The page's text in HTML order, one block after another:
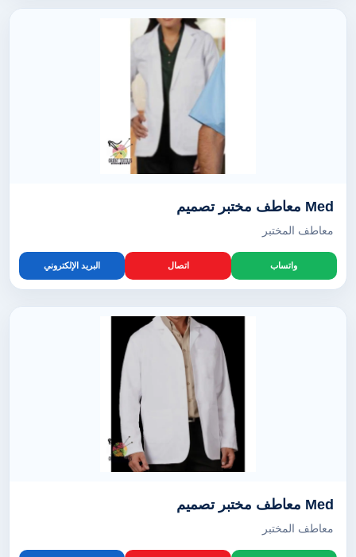
Med معاطف مختبر تصميم
معاطف المختبر
واتساب اتصال البريد الإلكتروني
Med معاطف مختبر تصميم
معاطف المختبر